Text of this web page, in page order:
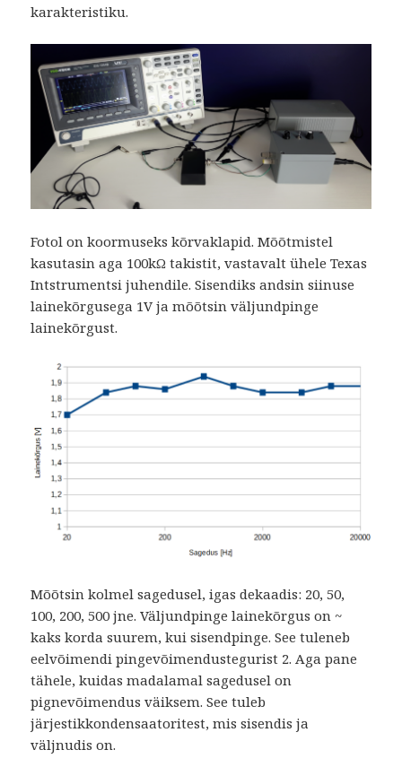
karakteristiku.
Fotol on koormuseks kõrvaklapid. Mõõtmistel
kasutasin aga 100kΩ takistit, vastavalt ühele Texas
Intstrumentsi juhendile. Sisendiks andsin siinuse
lainekõrgusega 1V ja mõõtsin väljundpinge
lainekõrgust.
Mõõtsin kolmel sagedusel, igas dekaadis: 20, 50,
100, 200, 500 jne. Väljundpinge lainekõrgus on ~
kaks korda suurem, kui sisendpinge. See tuleneb
eelvõimendi pingevõimendustegurist 2. Aga pane
tähele, kuidas madalamal sagedusel on
pignevõimendus väiksem. See tuleb
järjestikkondensaatoritest, mis sisendis ja
väljnudis on.